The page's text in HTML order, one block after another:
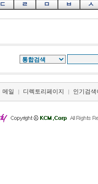
ㄷ ㄹ ㅁ ㅂ ㅅ
메일 | 디렉토리페이지 | 인기검색